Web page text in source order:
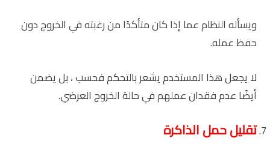
ويسأله النظام عما إذا كان متأكدًا من رغبته في الخروج دون
حفظ عمله.
لا يجعل هذا المستخدم يشعر بالتحكم فحسب ، بل يضمن
أيضًا عدم فقدان عملهم في حالة الخروج العرضي.
تقليل حمل الذاكرة